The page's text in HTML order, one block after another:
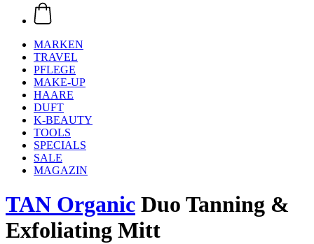
MARKEN
TRAVEL
PFLEGE
MAKE-UP
HAARE
DUFT
K-BEAUTY
TOOLS
SPECIALS
SALE
MAGAZIN
TAN Organic Duo Tanning &
Exfoliating Mitt